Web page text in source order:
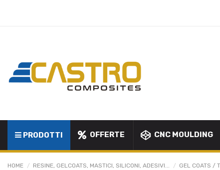
PRODOTTI OFFERTE CNC MOULDING
HOME RESINE, GELCOATS, MASTICI, SILICONI, ADESIVI... GEL COATS /